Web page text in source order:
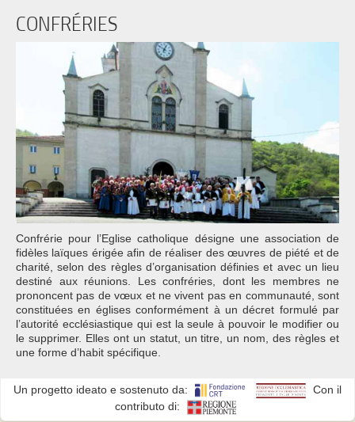
CONFRÉRIES
Confrérie pour l’Eglise catholique désigne une association de
fidèles laïques érigée afin de réaliser des œuvres de piété et de
charité, selon des règles d’organisation définies et avec un lieu
destiné aux réunions. Les confréries, dont les membres ne
prononcent pas de vœux et ne vivent pas en communauté, sont
constituées en églises conformément à un décret formulé par
l’autorité ecclésiastique qui est la seule à pouvoir le modifier ou
le supprimer. Elles ont un statut, un titre, un nom, des règles et
une forme d’habit spécifique.
Un progetto ideato e sostenuto da:
Con il
contributo di: